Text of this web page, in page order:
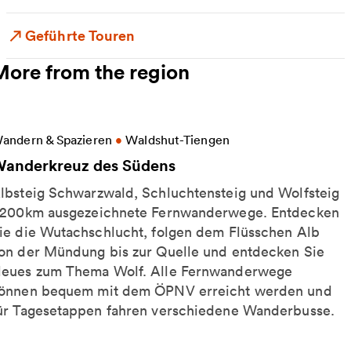
Geführte Touren
from the region
& Spazieren • Waldshut-Tiengen
des Südens
Schwarzwald, Schluchtensteig und Wolfsteig
ausgezeichnete Fernwanderwege. Entdecken
die Wutachschlucht, folgen dem Flüsschen Alb
der Mündung bis zur Quelle und entdecken Sie
zum Thema Wolf. Alle Fernwanderwege
bequem mit dem ÖPNV erreicht werden und
Tagesetappen fahren verschiedene Wanderbusse.
information on Wanderkreuz des Südens